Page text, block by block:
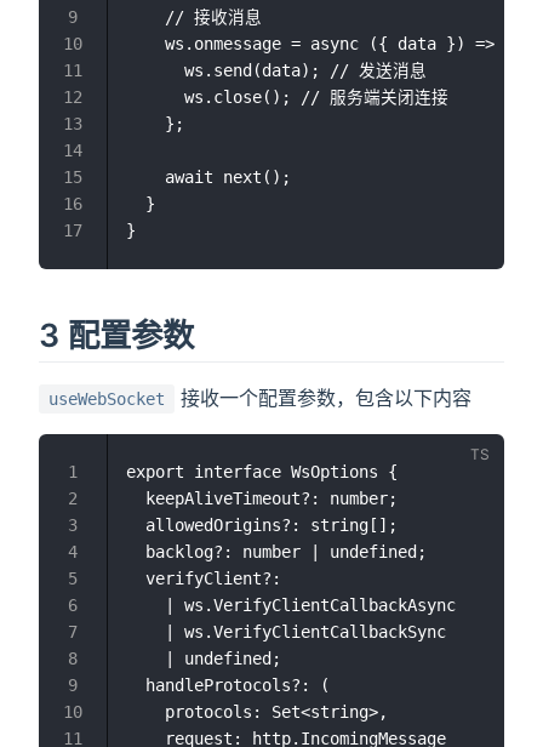
    // 接收消息
    ws.onmessage = async ({ data }) => {
      ws.send(data); // 发送消息
      ws.close(); // 服务端关闭连接
    };
    await next();
  }
3 配置参数
useWebSocket 接收一个配置参数，包含以下内容
export interface WsOptions {
  keepAliveTimeout?: number;
  allowedOrigins?: string[];
  backlog?: number | undefined;
  verifyClient?:
    | ws.VerifyClientCallbackAsync
    | ws.VerifyClientCallbackSync
    | undefined;
  handleProtocols?: (
    protocols: Set<string>,
    request: http.IncomingMessage